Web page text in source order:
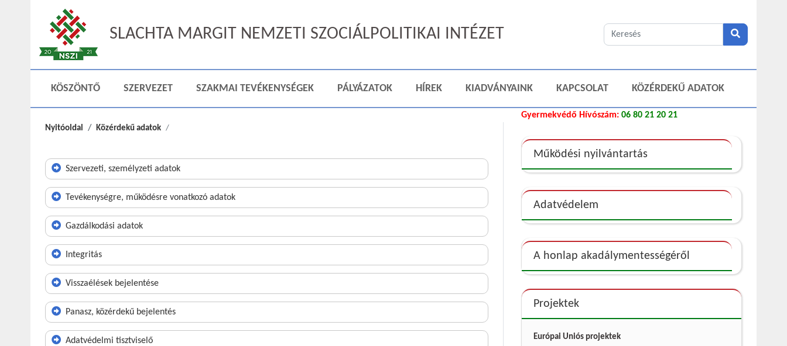
SLACHTA MARGIT NEMZETI SZOCIÁLPOLITIKAI INTÉZET
KÖSZÖNTŐ SZERVEZET SZAKMAI TEVÉKENYSÉGEK PÁLYÁZATOK HÍREK KIADVÁNYAINK KAPCSOLAT KÖZÉRDEKŰ ADATOK
Nyitóoldal Közérdekű adatok
Szervezeti, személyzeti adatok
Tevékenységre, működésre vonatkozó adatok
Gazdálkodási adatok
Integritás
Visszaélések bejelentése
Panasz, közérdekű bejelentés
Adatvédelmi tisztviselő
Gyermekvédő Hívószám: 06 80 21 20 21
Működési nyilvántartás
Adatvédelem
A honlap akadálymentességéről
Projektek
Európai Uniós projektek